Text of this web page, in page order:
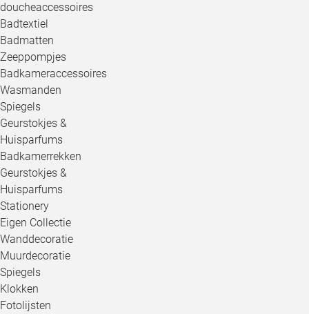
doucheaccessoires
Badtextiel
Badmatten
Zeeppompjes
Badkameraccessoires
Wasmanden
Spiegels
Geurstokjes &
Huisparfums
Badkamerrekken
Geurstokjes &
Huisparfums
Stationery
Eigen Collectie
Wanddecoratie
Muurdecoratie
Spiegels
Klokken
Fotolijsten